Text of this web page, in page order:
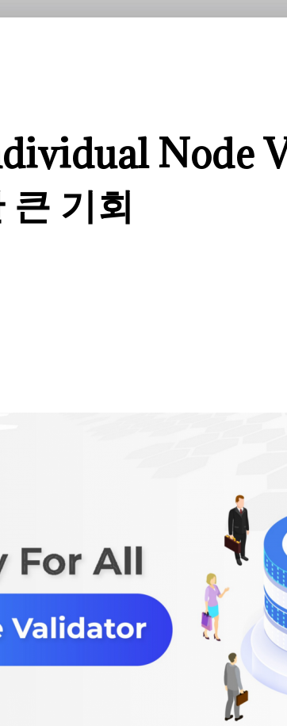
Node
큰 기회